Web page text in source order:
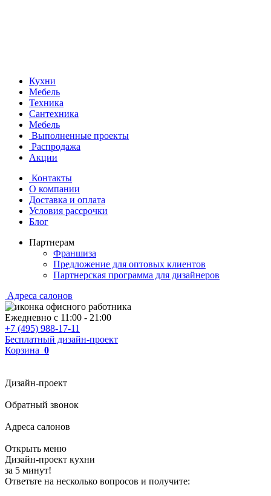
Кухни
Мебель
Техника
Сантехника
Мебель
Выполненные проекты
Распродажа
Акции
Контакты
О компании
Доставка и оплата
Условия рассрочки
Блог
Партнерам
Франшиза
Предложение для оптовых клиентов
Партнерская программа для дизайнеров
Адреса салонов
Ежедневно с 11:00 - 21:00
+7 (495) 988-17-11
Бесплатный дизайн-проект
Корзина 0
Дизайн-проект
Обратный звонок
Адреса салонов
Открыть меню
Дизайн-проект кухни
за 5 минут!
Ответьте на несколько вопросов и получите: